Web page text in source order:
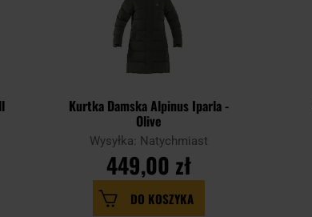
Kurtka Damska Alpinus Iparla -
Olive
Wysyłka: Natychmiast
449,00 zł
DO KOSZYKA